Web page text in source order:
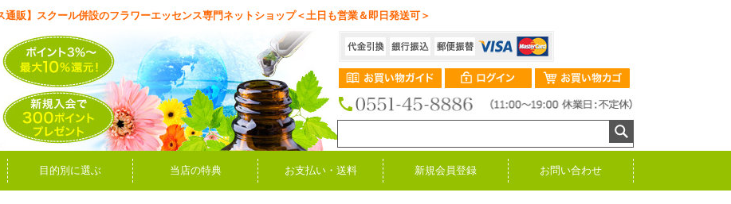
通販】スクール併設のフラワーエッセンス専門ネットショップ＜土日も営業＆即日発送可＞
目的別に選ぶ 当店の特典 お支払い・送料 新規会員登録 お問い合わせ